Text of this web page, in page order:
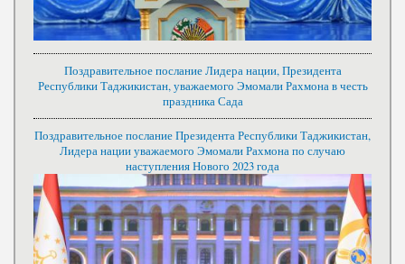
Поздравительное послание Лидера нации, Президента
Республики Таджикистан, уважаемого Эмомали Рахмона в честь
праздника Сада
Поздравительное послание Президента Республики Таджикистан,
Лидера нации уважаемого Эмомали Рахмона по случаю
наступления Нового 2023 года